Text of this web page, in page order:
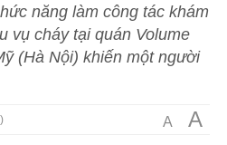
năng làm công tác khám
vụ cháy tại quán Volume
(Hà Nội) khiến một người
A A